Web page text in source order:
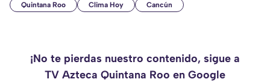
Quintana Roo Clima Hoy Cancún
¡No te pierdas nuestro contenido, sigue a
TV Azteca Quintana Roo en Google